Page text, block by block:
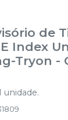
de
Index
Tryon -